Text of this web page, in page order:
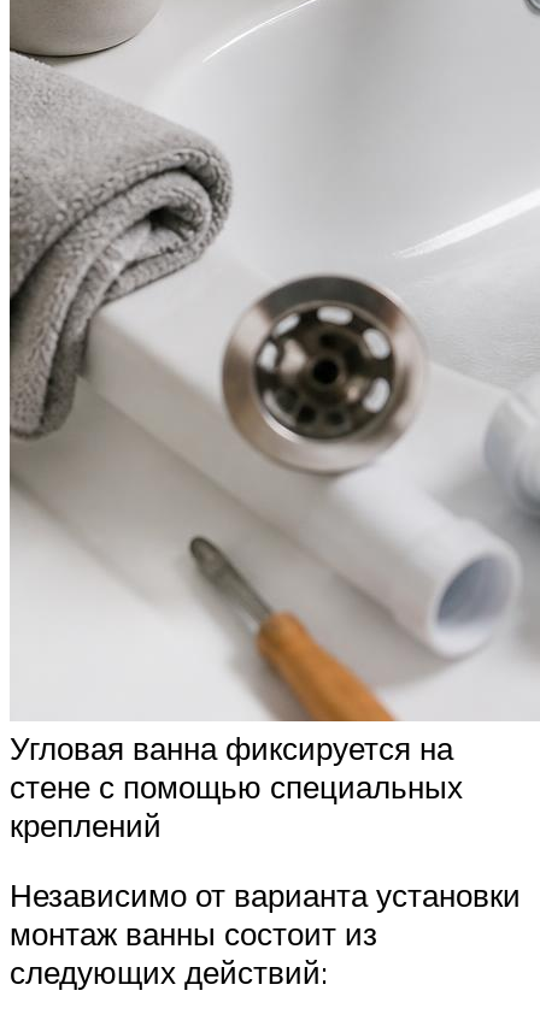
Угловая ванна фиксируется на
стене с помощью специальных
креплений
Независимо от варианта установки
монтаж ванны состоит из
следующих действий: